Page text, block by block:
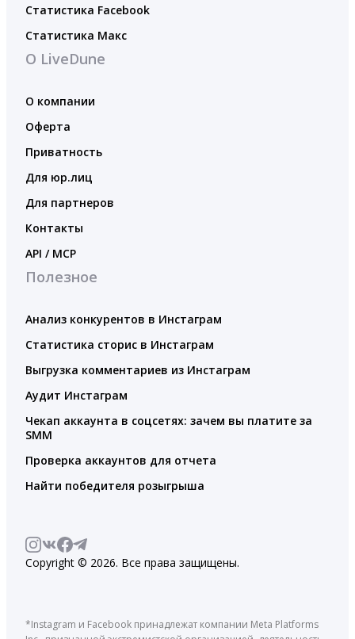
Статистика Facebook
Статистика Макс
О LiveDune
О компании
Оферта
Приватность
Для юр.лиц
Для партнеров
Контакты
API / MCP
Полезное
Анализ конкурентов в Инстаграм
Статистика сторис в Инстаграм
Выгрузка комментариев из Инстаграм
Аудит Инстаграм
Чекап аккаунта в соцсетях: зачем вы платите за
SMM
Проверка аккаунтов для отчета
Найти победителя розыгрыша
Copyright © 2026. Все права защищены.
*Instagram и Facebook принадлежат компании Meta Platforms